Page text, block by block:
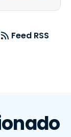
Feed RSS